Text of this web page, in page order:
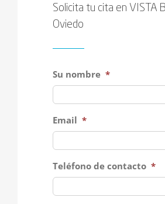
Solicita tu cita en VISTA
Oviedo
Su nombre *
Email *
Teléfono de contacto *